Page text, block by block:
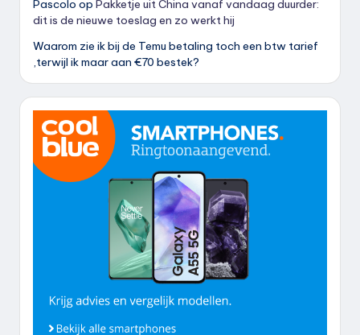
Pascolo op Pakketje uit China vanaf vandaag duurder:
dit is de nieuwe toeslag en zo werkt hij
Waarom zie ik bij de Temu betaling toch een btw tarief
,terwijl ik maar aan €70 bestek?